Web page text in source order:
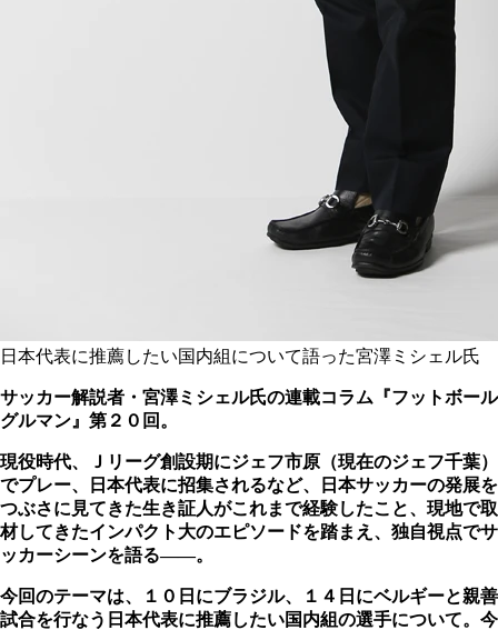
日本代表に推薦したい国内組について語った宮澤ミシェル氏
サッカー解説者・宮澤ミシェル氏の連載コラム『フットボール
グルマン』第２０回。
現役時代、Ｊリーグ創設期にジェフ市原（現在のジェフ千葉）
でプレー、日本代表に招集されるなど、日本サッカーの発展を
つぶさに見てきた生き証人がこれまで経験したこと、現地で取
材してきたインパクト大のエピソードを踏まえ、独自視点でサ
ッカーシーンを語る――。
今回のテーマは、１０日にブラジル、１４日にベルギーと親善
試合を行なう日本代表に推薦したい国内組の選手について。今